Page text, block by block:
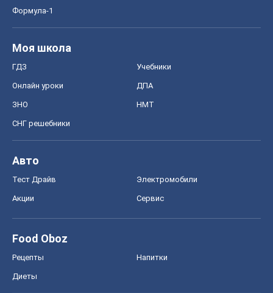
Формула-1
Моя школа
ГДЗ Учебники
Онлайн уроки ДПА
ЗНО НМТ
СНГ решебники
Авто
Тест Драйв Электромобили
Акции Сервис
Food Oboz
Рецепты Напитки
Диеты